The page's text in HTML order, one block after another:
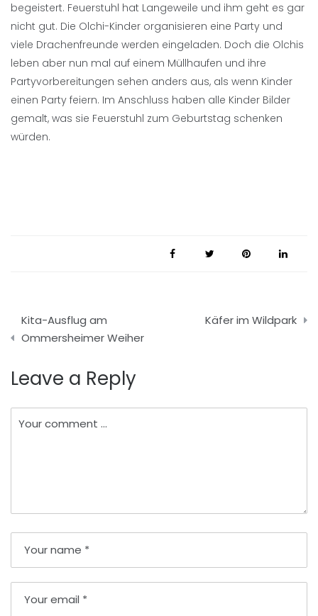
begeistert. Feuerstuhl hat Langeweile und ihm geht es gar
nicht gut. Die Olchi-Kinder organisieren eine Party und
viele Drachenfreunde werden eingeladen. Doch die Olchis
leben aber nun mal auf einem Müllhaufen und ihre
Partyvorbereitungen sehen anders aus, als wenn Kinder
einen Party feiern. Im Anschluss haben alle Kinder Bilder
gemalt, was sie Feuerstuhl zum Geburtstag schenken
würden.
Beitragsnavigation
Kita-Ausflug am
Ommersheimer Weiher
Käfer im Wildpark
Leave a Reply